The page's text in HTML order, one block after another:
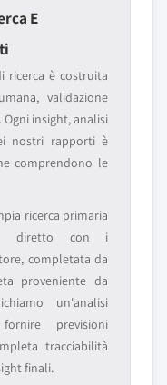
E
ricerca è costruita
validazione
insight, analisi
nostri rapporti è
comprendono le
ricerca primaria
diretto con i
completata da
proveniente da
un'analisi
previsioni
tracciabilità
finali.